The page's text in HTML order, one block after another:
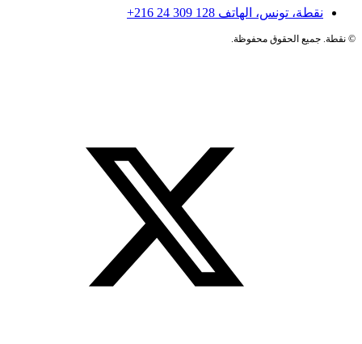
نقطة، تونس، الهاتف+216 24 309 128
©نقطة. جميع الحقوق محفوظة.